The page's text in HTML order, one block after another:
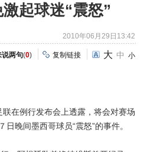
起球迷“震怒”
2010年06月29日13:42
说两句(0) 复制链接 大 中 小
在例行发布会上透露，将会对赛场
晚间墨西哥球员“震怒”的事件。